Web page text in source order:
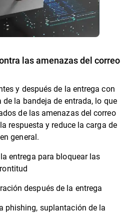
las amenazas del correo
y después de la entrega con
la bandeja de entrada, lo que
de las amenazas del correo
respuesta y reduce la carga de
general.
entrega para bloquear las
después de la entrega
phishing, suplantación de la